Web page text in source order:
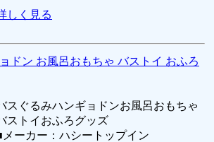
しく見る
ドン お風呂おもちゃ バストイ おふろ
スぐるみハンギョドンお風呂おもちゃ
ストイおふろグッズ
メーカー：ハシートップイン